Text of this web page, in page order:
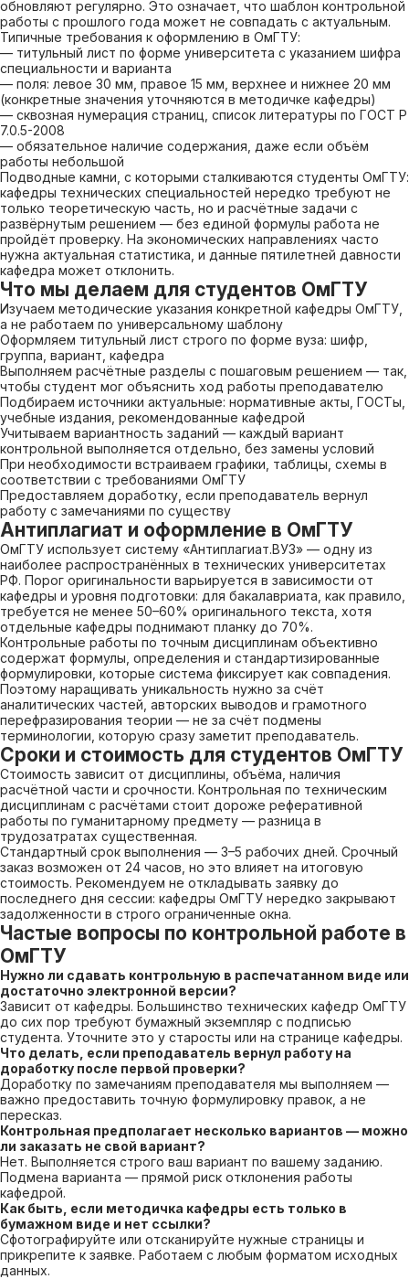
обновляют регулярно. Это означает, что шаблон контрольной
работы с прошлого года может не совпадать с актуальным.
Типичные требования к оформлению в ОмГТУ:
— титульный лист по форме университета с указанием шифра
специальности и варианта
— поля: левое 30 мм, правое 15 мм, верхнее и нижнее 20 мм
(конкретные значения уточняются в методичке кафедры)
— сквозная нумерация страниц, список литературы по ГОСТ Р
7.0.5-2008
— обязательное наличие содержания, даже если объём
работы небольшой
Подводные камни, с которыми сталкиваются студенты ОмГТУ:
кафедры технических специальностей нередко требуют не
только теоретическую часть, но и расчётные задачи с
развёрнутым решением — без единой формулы работа не
пройдёт проверку. На экономических направлениях часто
нужна актуальная статистика, и данные пятилетней давности
кафедра может отклонить.
Что мы делаем для студентов ОмГТУ
Изучаем методические указания конкретной кафедры ОмГТУ,
а не работаем по универсальному шаблону
Оформляем титульный лист строго по форме вуза: шифр,
группа, вариант, кафедра
Выполняем расчётные разделы с пошаговым решением — так,
чтобы студент мог объяснить ход работы преподавателю
Подбираем источники актуальные: нормативные акты, ГОСТы,
учебные издания, рекомендованные кафедрой
Учитываем вариантность заданий — каждый вариант
контрольной выполняется отдельно, без замены условий
При необходимости встраиваем графики, таблицы, схемы в
соответствии с требованиями ОмГТУ
Предоставляем доработку, если преподаватель вернул
работу с замечаниями по существу
Антиплагиат и оформление в ОмГТУ
ОмГТУ использует систему «Антиплагиат.ВУЗ» — одну из
наиболее распространённых в технических университетах
РФ. Порог оригинальности варьируется в зависимости от
кафедры и уровня подготовки: для бакалавриата, как правило,
требуется не менее 50–60% оригинального текста, хотя
отдельные кафедры поднимают планку до 70%.
Контрольные работы по точным дисциплинам объективно
содержат формулы, определения и стандартизированные
формулировки, которые система фиксирует как совпадения.
Поэтому наращивать уникальность нужно за счёт
аналитических частей, авторских выводов и грамотного
перефразирования теории — не за счёт подмены
терминологии, которую сразу заметит преподаватель.
Сроки и стоимость для студентов ОмГТУ
Стоимость зависит от дисциплины, объёма, наличия
расчётной части и срочности. Контрольная по техническим
дисциплинам с расчётами стоит дороже реферативной
работы по гуманитарному предмету — разница в
трудозатратах существенная.
Стандартный срок выполнения — 3–5 рабочих дней. Срочный
заказ возможен от 24 часов, но это влияет на итоговую
стоимость. Рекомендуем не откладывать заявку до
последнего дня сессии: кафедры ОмГТУ нередко закрывают
задолженности в строго ограниченные окна.
Частые вопросы по контрольной работе в
ОмГТУ
Нужно ли сдавать контрольную в распечатанном виде или
достаточно электронной версии?
Зависит от кафедры. Большинство технических кафедр ОмГТУ
до сих пор требуют бумажный экземпляр с подписью
студента. Уточните это у старосты или на странице кафедры.
Что делать, если преподаватель вернул работу на
доработку после первой проверки?
Доработку по замечаниям преподавателя мы выполняем —
важно предоставить точную формулировку правок, а не
пересказ.
Контрольная предполагает несколько вариантов — можно
ли заказать не свой вариант?
Нет. Выполняется строго ваш вариант по вашему заданию.
Подмена варианта — прямой риск отклонения работы
кафедрой.
Как быть, если методичка кафедры есть только в
бумажном виде и нет ссылки?
Сфотографируйте или отсканируйте нужные страницы и
прикрепите к заявке. Работаем с любым форматом исходных
данных.